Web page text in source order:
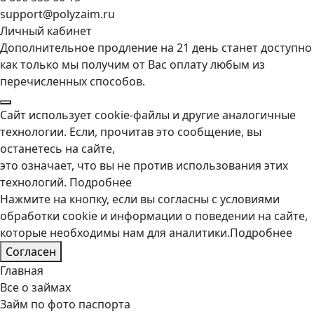
support@polyzaim.ru
Личный кабинет
Дополнительное продление на 21 день станет доступно
как только мы получим от Вас оплату любым из
перечисленных способов.
Сайт использует cookie-файлы и другие аналогичные
технологии. Если, прочитав это сообщение, вы
останетесь на сайте,
это означает, что вы не против использования этих
технологий. Подробнее
Нажмите на кнопку, если вы согласны с условиями
обработки cookie и информации о поведении на сайте,
которые необходимы нам для аналитики.Подробнее
Согласен
Главная
Все о займах
Займ по фото паспорта